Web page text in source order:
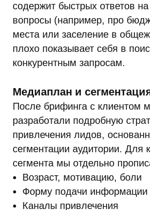
содержит быстрых ответов
вопросы (например, про
места или заселение в
плохо показывает себя в
конкурентным запросам.
Медиаплан и
После брифинга с клиентом
разработали подробную
привлечения лидов,
сегментации аудитории. Для
сегмента мы отдельно
Возраст, мотивацию, боли
Форму подачи информации
Каналы привлечения